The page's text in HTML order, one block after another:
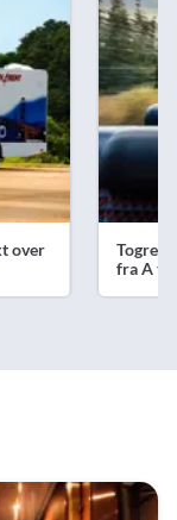
over
fra A til